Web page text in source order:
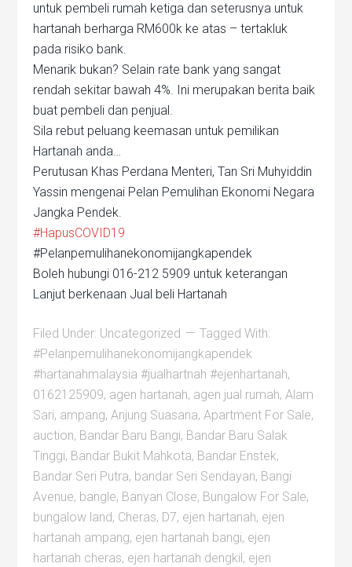
untuk pembeli rumah ketiga dan seterusnya untuk
hartanah berharga RM600k ke atas – tertakluk
pada risiko bank.
Menarik bukan? Selain rate bank yang sangat
rendah sekitar bawah 4%. Ini merupakan berita baik
buat pembeli dan penjual.
Sila rebut peluang keemasan untuk pemilikan
Hartanah anda…
Perutusan Khas Perdana Menteri, Tan Sri Muhyiddin
Yassin mengenai Pelan Pemulihan Ekonomi Negara
Jangka Pendek.
#HapusCOVID19
#Pelanpemulihanekonomijangkapendek
Boleh hubungi 016-212 5909 untuk keterangan
Lanjut berkenaan Jual beli Hartanah
Filed Under: Uncategorized
Tagged With:
#Pelanpemulihanekonomijangkapendek
#hartanahmalaysia #jualhartnah #ejenhartanah,
0162125909, agen hartanah, agen jual rumah,Alam
Sari, ampang,Anjung Suasana,Apartment For Sale,
auction, Bandar Baru Bangi, Bandar Baru Salak
Tinggi, Bandar Bukit Mahkota, Bandar Enstek,
Bandar Seri Putra, bandar Seri Sendayan, Bangi
Avenue, bangle, Banyan Close, Bungalow For Sale,
bungalow land, Cheras, D7, ejen hartanah, ejen
hartanah ampang, ejen hartanah bangi, ejen
hartanah cheras, ejen hartanah dengkil, ejen